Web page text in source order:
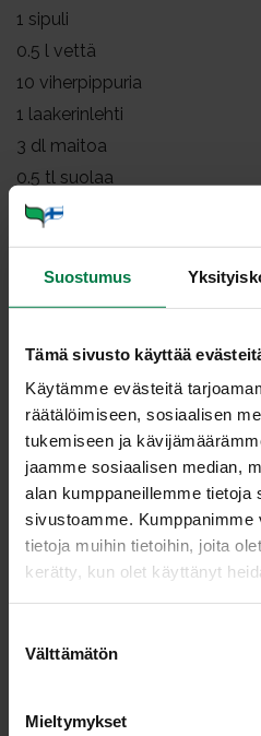
Suostumus
Tämä sivusto käyttää
Käytämme evästeitä
räätälöimiseen, sosiaalisen
tukemiseen ja
jaamme sosiaalisen median,
alan kumppaneillemme tietoja
sivustoamme. Kumppanimme
tietoja muihin tietoihin, joita
kerätty, kun olet käyttänyt
Välttämätön
Mieltymykset
1 sipuli
0.5 l vettä
10 viherpippuria
1 laakerinlehti
3 dl maitoa
0.5 tl suolaa
tuoretta, hienonnettua timjamia
dl (ruoka- tai kevytkermaa)
kasvikset.
Keitä kasviksia,
alla 15 – 20 minuuttia,
Ota laakerinlehti pois ja
sauvasekoittimen avulla,
mukana.
Lisää soseeseen maito ja
sekoittaen. Mausta keitto
timjamilla sekä erittäin